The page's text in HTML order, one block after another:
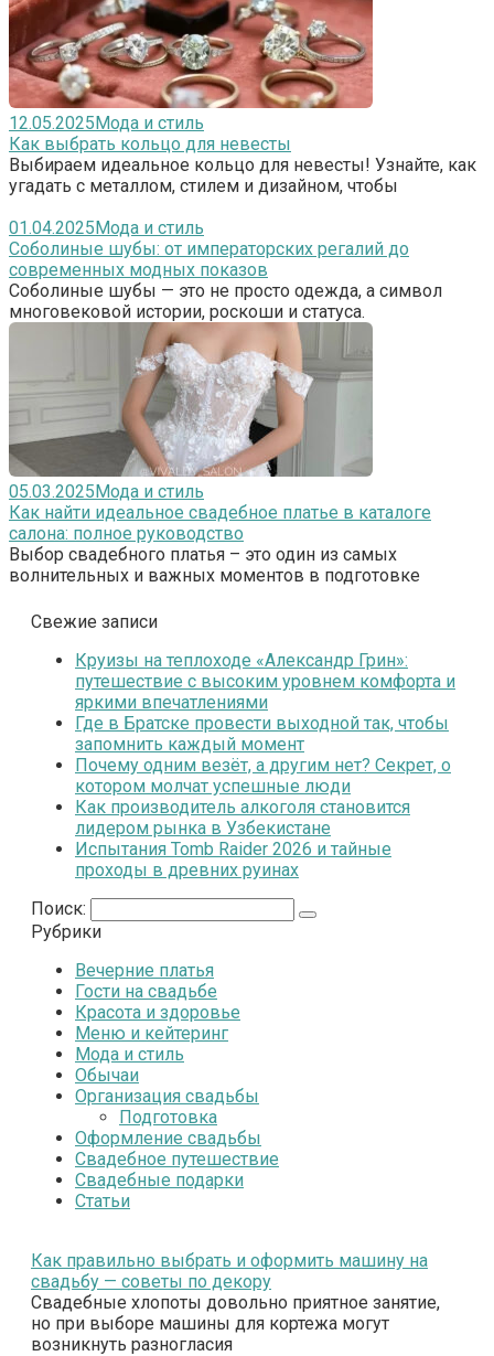
12.05.2025Мода и стиль
Как выбрать кольцо для невесты
Выбираем идеальное кольцо для невесты! Узнайте, как
угадать с металлом, стилем и дизайном, чтобы
01.04.2025Мода и стиль
Соболиные шубы: от императорских регалий до
современных модных показов
Соболиные шубы — это не просто одежда, а символ
многовековой истории, роскоши и статуса.
05.03.2025Мода и стиль
Как найти идеальное свадебное платье в каталоге
салона: полное руководство
Выбор свадебного платья – это один из самых
волнительных и важных моментов в подготовке
Свежие записи
Круизы на теплоходе «Александр Грин»:
путешествие с высоким уровнем комфорта и
яркими впечатлениями
Где в Братске провести выходной так, чтобы
запомнить каждый момент
Почему одним везёт, а другим нет? Секрет, о
котором молчат успешные люди
Как производитель алкоголя становится
лидером рынка в Узбекистане
Испытания Tomb Raider 2026 и тайные
проходы в древних руинах
Поиск:
Рубрики
Вечерние платья
Гости на свадьбе
Красота и здоровье
Меню и кейтеринг
Мода и стиль
Обычаи
Организация свадьбы
Подготовка
Оформление свадьбы
Свадебное путешествие
Свадебные подарки
Статьи
Как правильно выбрать и оформить машину на
свадьбу — советы по декору
Свадебные хлопоты довольно приятное занятие,
но при выборе машины для кортежа могут
возникнуть разногласия